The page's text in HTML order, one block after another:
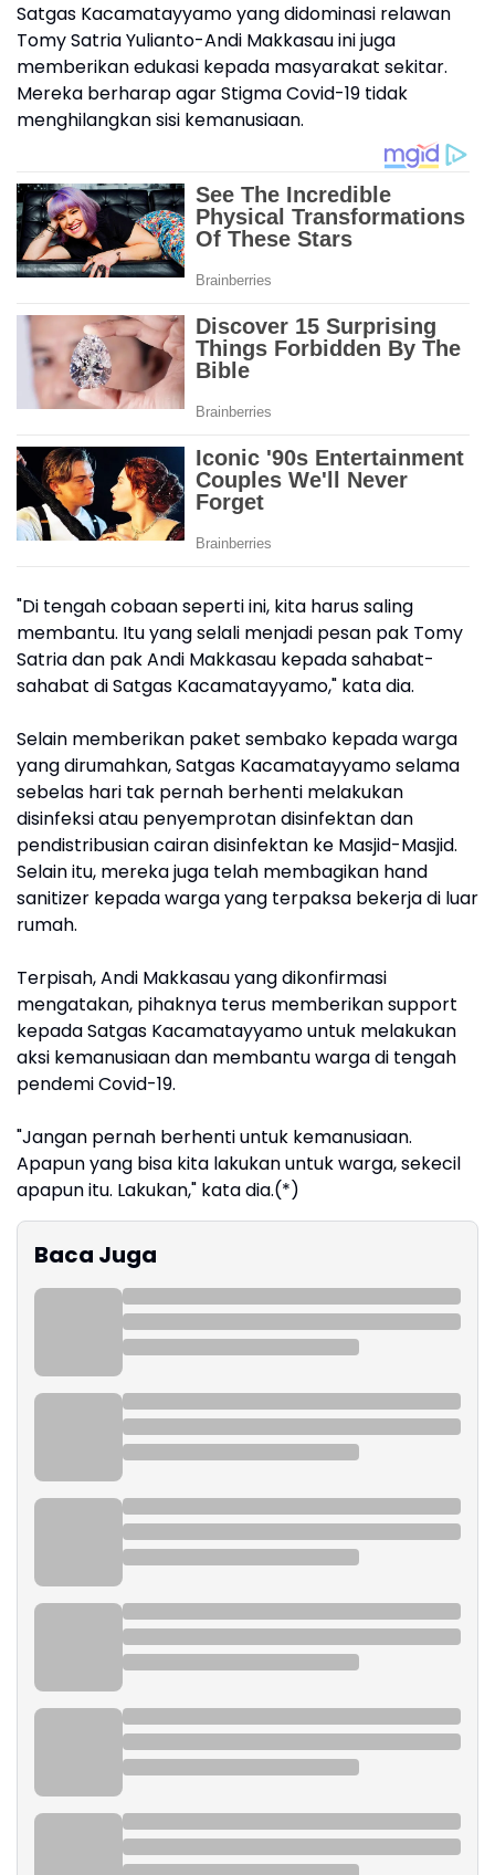
Satgas Kacamatayyamo yang didominasi relawan
Tomy Satria Yulianto-Andi Makkasau ini juga
memberikan edukasi kepada masyarakat sekitar.
Mereka berharap agar Stigma Covid-19 tidak
menghilangkan sisi kemanusiaan.
"Di tengah cobaan seperti ini, kita harus saling
membantu. Itu yang selali menjadi pesan pak Tomy
Satria dan pak Andi Makkasau kepada sahabat-
sahabat di Satgas Kacamatayyamo," kata dia.
Selain memberikan paket sembako kepada warga
yang dirumahkan, Satgas Kacamatayyamo selama
sebelas hari tak pernah berhenti melakukan
disinfeksi atau penyemprotan disinfektan dan
pendistribusian cairan disinfektan ke Masjid-Masjid.
Selain itu, mereka juga telah membagikan hand
sanitizer kepada warga yang terpaksa bekerja di luar
rumah.
Terpisah, Andi Makkasau yang dikonfirmasi
mengatakan, pihaknya terus memberikan support
kepada Satgas Kacamatayyamo untuk melakukan
aksi kemanusiaan dan membantu warga di tengah
pendemi Covid-19.
"Jangan pernah berhenti untuk kemanusiaan.
Apapun yang bisa kita lakukan untuk warga, sekecil
apapun itu. Lakukan," kata dia.(*)
Baca Juga